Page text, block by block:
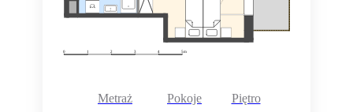
Metraż
Pokoje
Piętro